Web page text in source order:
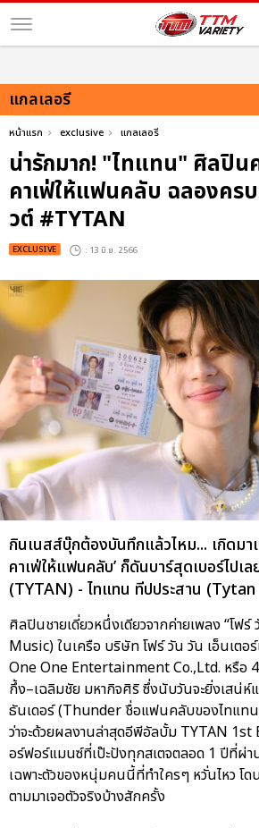
แกลเลอรี
หน้าแรก exclusive แกลเลอรี
น่ารักมาก! "ไทแทน" ศิลปิ
คาเฟ่ให้แฟนคลับ ฉลองคร
วต์ #TYTAN
EXCLUSIVE : 13 มิ.ย. 2566
กินเนสส์บุ๊กต้องบันทึกแล้วไหม... เกิดมา
คาเฟ่ให้แฟนคลับ’ ก็ดันบาร์สุดเบอร์ไปเ
(TYTAN) - ไทแทน ทีปประสาน
ศิลปินชายเดี่ยวหนึ่งเดียวจากค่ายเพลง “โฟร์
Music) ในเครือ บริษัท โฟร์ วัน วัน เอ็นเตอ
One One Entertainment Co.,Ltd. หรือ
กึ้ง–เฉลิมชัย มหากิจศิริ ซึ่งนับวันจะยิ่งเสน่ห์
ธันเดอร์ (Thunder ชื่อแฟนคลับของไทแท
ว่าจะด้วยผลงานล่าสุดอีพีอัลบั้ม TYTAN 1st
อร์ฟอร์แมนซ์ที่เป๊ะปังทุกสเตจตลอด 1 ปีที่ผ่า
เฉพาะตัวของหนุ่มคนนี้ที่ทำใครๆ หวั่นไหว โด
ตามมาเจอตัวจริงบ้างสักครั้ง